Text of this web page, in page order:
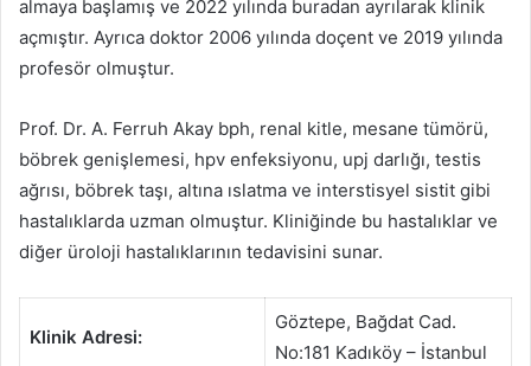
almaya başlamış ve 2022 yılında buradan ayrılarak klinik
açmıştır. Ayrıca doktor 2006 yılında doçent ve 2019 yılında
profesör olmuştur.
Prof. Dr. A. Ferruh Akay bph, renal kitle, mesane tümörü,
böbrek genişlemesi, hpv enfeksiyonu, upj darlığı, testis
ağrısı, böbrek taşı, altına ıslatma ve interstisyel sistit gibi
hastalıklarda uzman olmuştur. Kliniğinde bu hastalıklar ve
diğer üroloji hastalıklarının tedavisini sunar.
Klinik Adresi:
Göztepe, Bağdat Cad.
No:181 Kadıköy – İstanbul